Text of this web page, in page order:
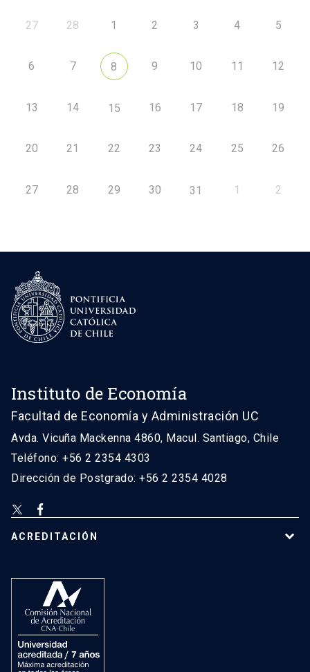
27 28 1 2 3 4 5
6 7 8 9 10 11 12
13 14 15 16 17 18 19
20 21 22 23 24 25 26
27 28 29 30 31 1 2
Instituto de Economía
Facultad de Economía y Administración UC
Avda. Vicuña Mackenna 4860, Macul. Santiago, Chile
Teléfono: +56 2 2354 4303
Dirección de Postgrado: +56 2 2354 4028
ACREDITACIÓN